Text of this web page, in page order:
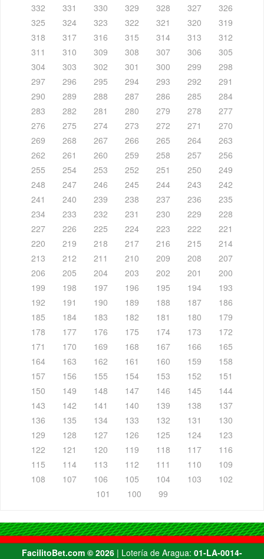
332
331 330 329 328 327
326
325
324 323 322 321 320
319
318
317 316 315 314 313
312
311
310 309 308 307 306
305
304
303 302 301 300 299
298
297
296 295 294 293 292
291
290
289 288 287 286 285
284
283
282 281 280 279 278
277
276
275 274 273 272 271
270
269
268 267 266 265 264
263
262
261 260 259 258 257
256
255
254 253 252 251 250
249
248
247 246 245 244 243
242
241
240 239 238 237 236
235
234
233 232 231 230 229
228
227
226 225 224 223 222
221
220
219 218 217 216 215
214
213
212 211 210 209 208
207
206
205 204 203 202 201
200
199
198 197 196 195 194
193
192
191 190 189 188 187
186
185
184 183 182 181 180
179
178
177 176 175 174 173
172
171
170 169 168 167 166
165
164
163 162 161 160 159
158
157
156 155 154 153 152
151
150
149 148 147 146 145
144
143
142 141 140 139 138
137
136
135 134 133 132 131
130
129
128 127 126 125 124
123
122
121 120 119 118 117
116
115
114 113 112 111 110
109
108
107 106 105 104 103
102
101
100 99
FacilitoBet.com ©️ 2026 | Lotería de Aragua: 01-LA-0014-